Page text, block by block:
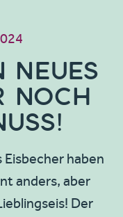
noch
haben
anders, aber
Der